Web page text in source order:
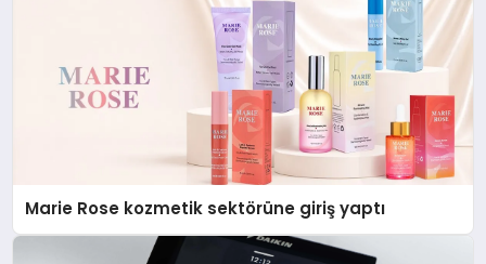
Marie Rose kozmetik sektörüne giriş yaptı